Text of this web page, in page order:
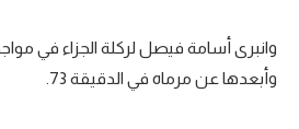
وانبرى أسامة فيصل لركلة الجزاء في
وأبعدها عن مرماه في الدقيقة 73.